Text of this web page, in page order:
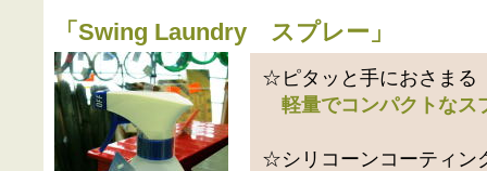
「 Swing Laundry スプレー 」
☆ピタッと手におさまる
軽量でコンパクトなス
☆シリコーンコーティン